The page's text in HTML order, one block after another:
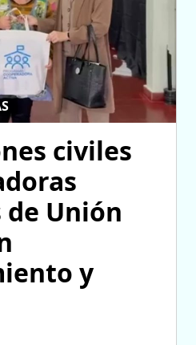
civiles
de Unión
y